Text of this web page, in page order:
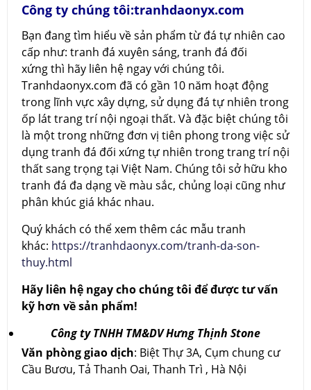
Công ty chúng tôi:tranhdaonyx.com
Bạn đang tìm hiểu về sản phẩm từ đá tự nhiên cao
cấp như: tranh đá xuyên sáng, tranh đá đối
xứng thì hãy liên hệ ngay với chúng tôi.
Tranhdaonyx.com đã có gần 10 năm hoạt động
trong lĩnh vực xây dựng, sử dụng đá tự nhiên trong
ốp lát trang trí nội ngoại thất. Và đặc biệt chúng tôi
là một trong những đơn vị tiên phong trong việc sử
dụng tranh đá đối xứng tự nhiên trong trang trí nội
thất sang trọng tại Việt Nam. Chúng tôi sở hữu kho
tranh đá đa dạng về màu sắc, chủng loại cũng như
phân khúc giá khác nhau.
Quý khách có thể xem thêm các mẫu tranh
khác: https://tranhdaonyx.com/tranh-da-son-
thuy.html
Hãy liên hệ ngay cho chúng tôi để được tư vấn
kỹ hơn về sản phẩm!
Công ty TNHH TM&DV Hưng Thịnh Stone
Văn phòng giao dịch: Biệt Thự 3A, Cụm chung cư
Cầu Bươu, Tả Thanh Oai, Thanh Trì , Hà Nội